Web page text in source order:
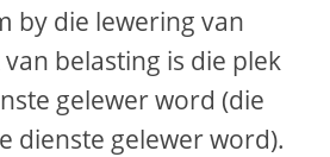
by die lewering van
belasting is die plek
gelewer word (die
dienste gelewer word).